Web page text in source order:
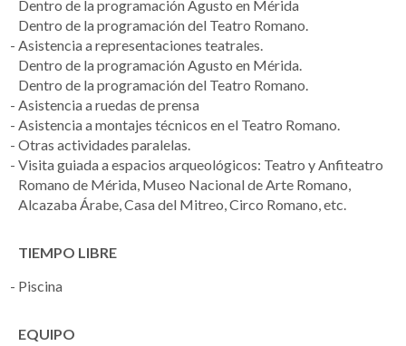
Dentro de la programación Agusto en Mérida
Dentro de la programación del Teatro Romano.
Asistencia a representaciones teatrales.
Dentro de la programación Agusto en Mérida.
Dentro de la programación del Teatro Romano.
Asistencia a ruedas de prensa
Asistencia a montajes técnicos en el Teatro Romano.
Otras actividades paralelas.
Visita guiada a espacios arqueológicos: Teatro y Anfiteatro
Romano de Mérida, Museo Nacional de Arte Romano,
Alcazaba Árabe, Casa del Mitreo, Circo Romano, etc.
TIEMPO LIBRE
Piscina
EQUIPO